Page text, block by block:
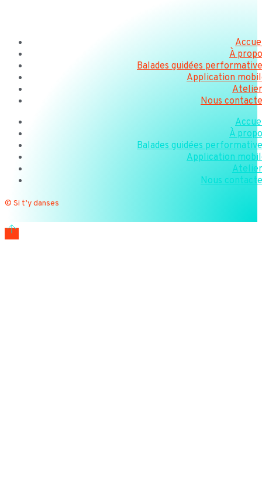
À
Balades guidées
Application
Nous
À
Balades guidées
Application
Nous
© Si t’y danses